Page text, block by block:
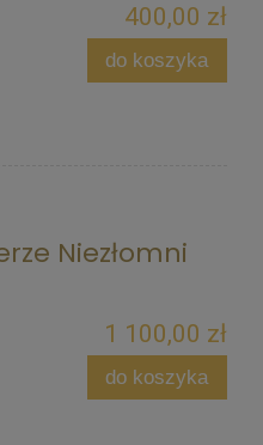
400,00 zł
do koszyka
Niezłomni
1 100,00 zł
do koszyka